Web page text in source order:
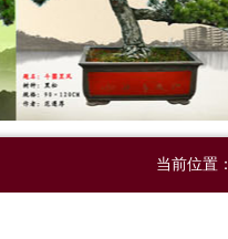
当前位置：